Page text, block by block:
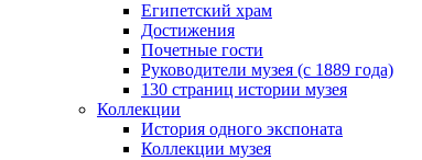
Египетский храм
Достижения
Почетные гости
Руководители музея (с 1889 года)
130 страниц истории музея
Коллекции
История одного экспоната
Коллекции музея